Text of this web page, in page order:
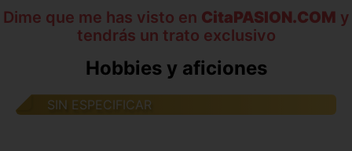
Dime que me has visto en CitaPASION.COM y
tendrás un trato exclusivo
Hobbies y aficiones
SIN ESPECIFICAR